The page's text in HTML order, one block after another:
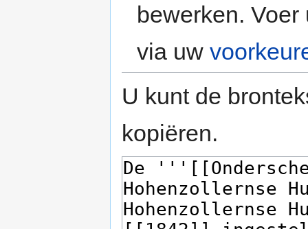
bewerken.
via uw
U kunt de
kopiëren.